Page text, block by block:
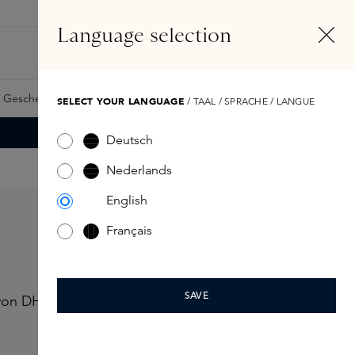
Samples Skins Exclusives Skins Boxen
DHL. Wir raten Ihnen, diesen Versandnachweis
Language selection
SELECT YOUR LANGUAGE / TAAL / SPRACHE / LANGUE
Deutsch
Nederlands
English
Français
SAVE